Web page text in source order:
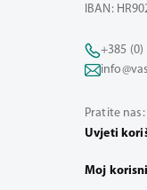
IBAN:
+385 (0)
Pratite nas:
Uvjeti
Moj